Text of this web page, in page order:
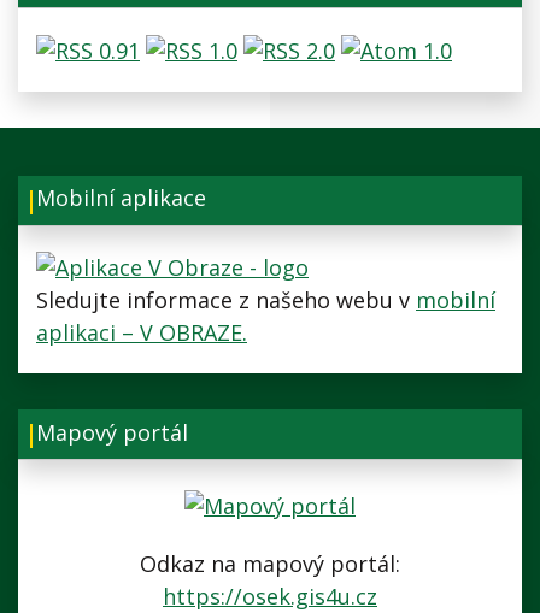
Mobilní aplikace
Sledujte informace z našeho webu v mobilní
aplikaci – V OBRAZE.
Mapový portál
Odkaz na mapový portál:
https://osek.gis4u.cz